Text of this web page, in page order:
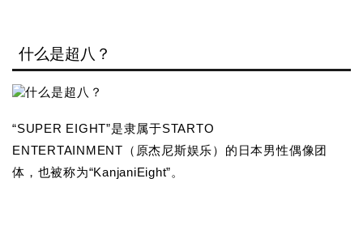
什么是超八？
“SUPER EIGHT”是隶属于STARTO
ENTERTAINMENT（原杰尼斯娱乐）的日本男性偶像团
体，也被称为“KanjaniEight”。